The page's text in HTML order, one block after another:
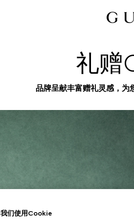
礼赠
品牌呈献丰富赠礼灵感，为
我们使用Cookie